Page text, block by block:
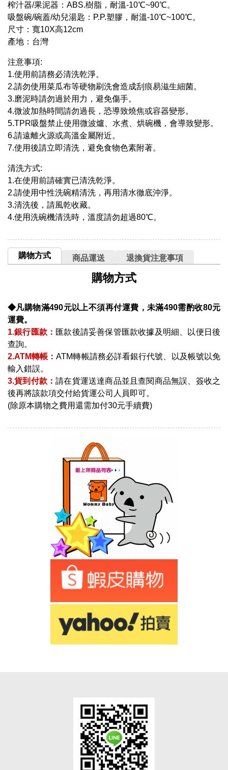
榨汁器/果泥器：ABS.樹脂，耐溫-10℃~90℃。
吸盤碗/碗蓋/幼兒湯匙：P.P.塑膠，耐溫-10℃~100℃。
尺寸：寬10X高12cm
產地：台灣
注意事項:
1.使用前請務必清洗乾淨。
2.請勿使用菜瓜布等硬物刷洗會造成刮痕易滋生細菌。
3.磨泥時請勿過於用力，避免傷手。
4.微波加熱時間請勿過長，恐導致燒焦或容器變形。
5.TPR吸盤禁止使用微波爐、水煮、烘碗機，會導致變形。
6.請遠離火源或高溫金屬附近。
7.使用後請立即清洗，避免食物色素附著。
清洗方式:
1.在使用前請確實已清洗乾淨。
2.請使用中性洗碗精清洗，再用清水徹底沖淨。
3.清洗後，請風乾收藏。
4.使用洗碗機清洗時，溫度請勿超過80℃。
購物方式 商品運送 退換貨注意事項
購物方式
◆凡購物滿490元以上不須再付運費，未滿490需酌收80元
運費。
1.銀行匯款： 匯款後請妥善保管匯款收據及明細、以便日後
查詢。
2.ATM轉帳：ATM轉帳請務必詳看銀行代號、以及帳號以免
輸入錯誤。
3.貨到付款：請在貨運送達商品並且查閱商品無誤、簽收之
後再將該款項交付給貨運公司人員即可。
(除原本購物之費用還需加付30元手續費)